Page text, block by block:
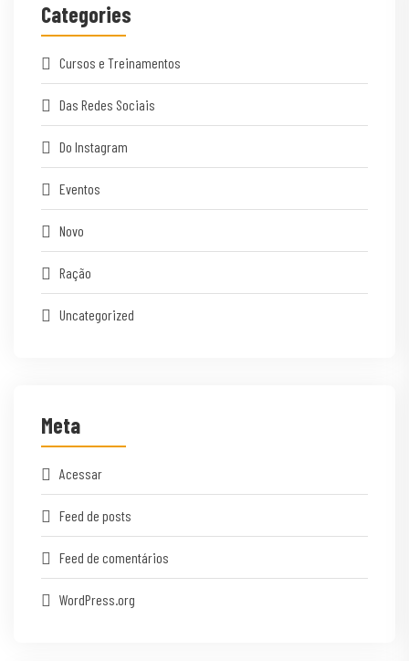
Categories
Cursos e Treinamentos
Das Redes Sociais
Do Instagram
Eventos
Novo
Ração
Uncategorized
Meta
Acessar
Feed de posts
Feed de comentários
WordPress.org